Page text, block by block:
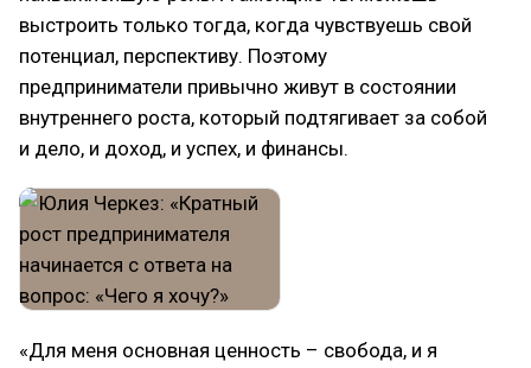
выстроить только тогда, когда чувствуешь свой
потенциал, перспективу. Поэтому
предприниматели привычно живут в состоянии
внутреннего роста, который подтягивает за собой
и дело, и доход, и успех, и финансы.
«Для меня основная ценность – свобода, и я